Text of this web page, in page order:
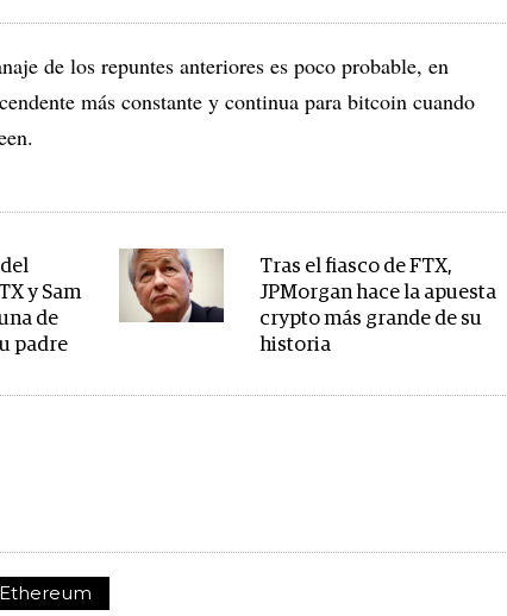
de los repuntes anteriores es poco probable, en
más constante y continua para bitcoin cuando
y Sam
de
padre
Tras el fiasco de FTX,
JPMorgan hace la apuesta
crypto más grande de su
historia
Ethereum